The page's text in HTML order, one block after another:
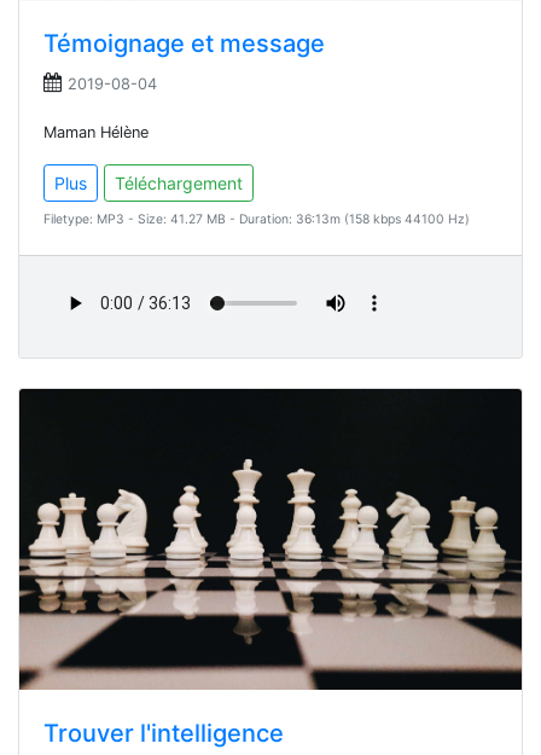
Témoignage et message
2019-08-04
Maman Hélène
Plus Téléchargement
Filetype: MP3 - Size: 41.27 MB - Duration: 36:13m (158 kbps 44100 Hz)
Trouver l'intelligence